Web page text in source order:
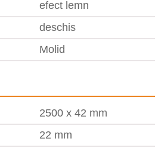
efect lemn
deschis
Molid
2500 x 42 mm
22 mm